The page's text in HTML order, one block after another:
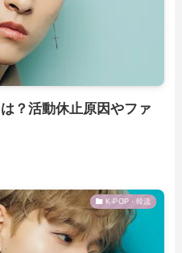
？活動休止原因やファ
K-POP・韓流